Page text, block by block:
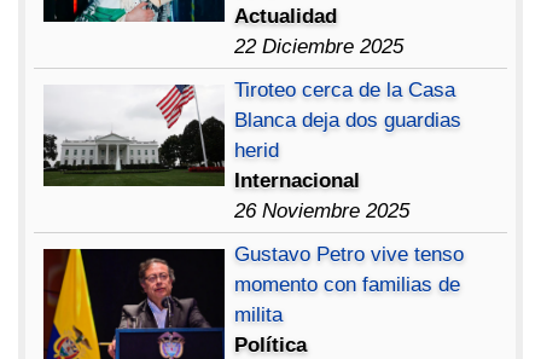
Actualidad
22 Diciembre 2025
Tiroteo cerca de la Casa
Blanca deja dos guardias
herid
Internacional
26 Noviembre 2025
Gustavo Petro vive tenso
momento con familias de
milita
Política